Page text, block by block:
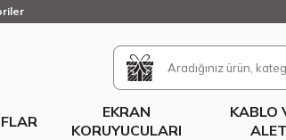
EKRAN
KORUYUCULARI
KABLO